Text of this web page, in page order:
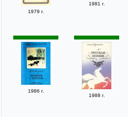
1979 г.
1981 г.
1986 г.
1988 г.